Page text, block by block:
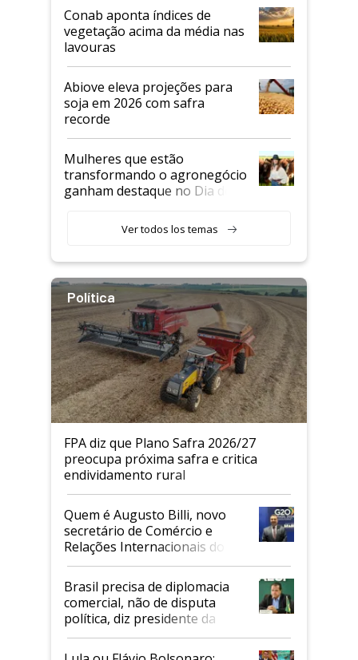
Conab aponta índices de
vegetação acima da média nas
lavouras
Abiove eleva projeções para
soja em 2026 com safra
recorde
Mulheres que estão
transformando o agronegócio
ganham destaque no Dia do
Ver todos los temas
Política
FPA diz que Plano Safra 2026/27
preocupa próxima safra e critica
endividamento rural
Quem é Augusto Billi, novo
secretário de Comércio e
Relações Internacionais do
Mapa
Brasil precisa de diplomacia
comercial, não de disputa
política, diz presidente da
Faesp